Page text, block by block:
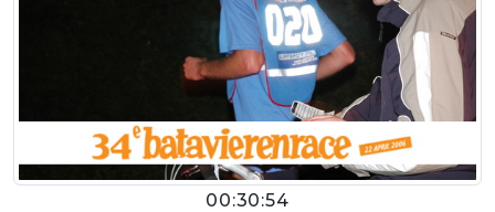
00:30:54